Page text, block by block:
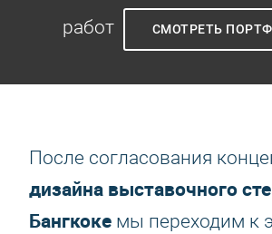
работ
СМОТРЕТЬ
После согласования
дизайна выставочного
Бангкоке мы переходим к